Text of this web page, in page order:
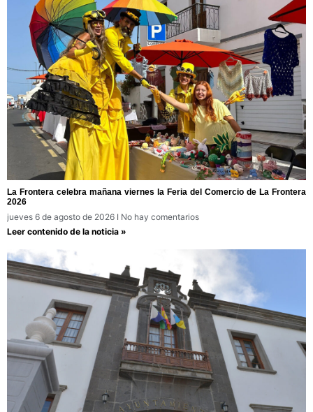
La Frontera celebra mañana viernes la Feria del Comercio de La Frontera
2026
jueves 6 de agosto de 2026
No hay comentarios
Leer contenido de la noticia »